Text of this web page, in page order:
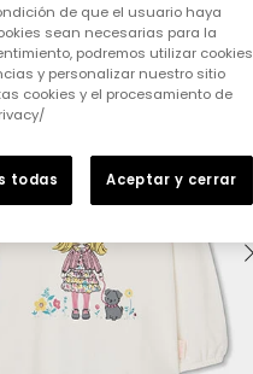
de que el usuario haya
sean necesarias para la
podremos utilizar cookies
y personalizar nuestro sitio
cookies y el procesamiento de
todas Aceptar y cerrar